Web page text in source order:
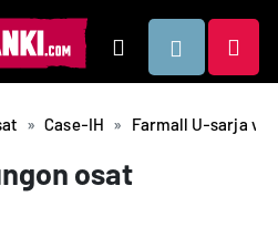
Hae
Case-IH Farmall U-sarja
osat